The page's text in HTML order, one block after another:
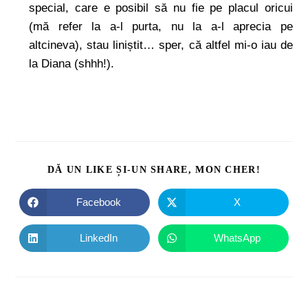
special, care e posibil să nu fie pe placul oricui
(mă refer la a-l purta, nu la a-l aprecia pe
altcineva), stau liniștit… sper, că altfel mi-o iau de
la Diana (shhh!).
DĂ UN LIKE ȘI-UN SHARE, MON CHER!
Facebook X
LinkedIn WhatsApp